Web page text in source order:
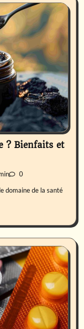
? Bienfaits et
0
domaine de la santé